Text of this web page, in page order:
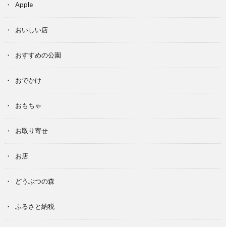
Apple
おいしい店
おすすめの公園
おでかけ
おもちゃ
お取り寄せ
お店
どうぶつの森
ふるさと納税